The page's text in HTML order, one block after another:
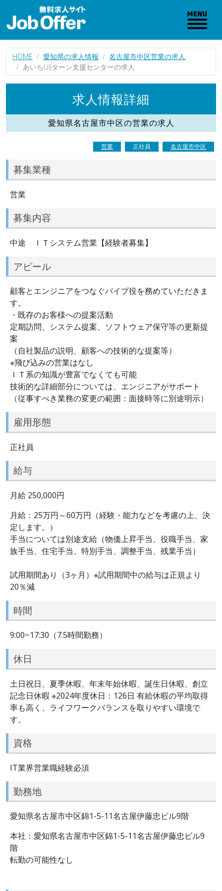
HOME 愛知県の求人情報
名古屋市中区営業の求人
あいちUIJターン支援センターの求人
求人情報詳細
愛知県名古屋市中区の営業の求人
営業 正社員 名古屋市中区
募集業種
営業
募集内容
中途 ＩＴシステム営業【経験者募集】
アピール
顧客とエンジニアをつなぐパイプ役を務めていただきま
す。
・既存のお客様への提案活動
定期訪問、システム提案、ソフトウェア保守等の更新提
案
（自社製品の説明、顧客への技術的な提案等）
※飛び込みの営業はなし
ＩＴ系の知識が豊富でなくても可能
技術的な詳細部分については、エンジニアがサポート
（従事すべき業務の変更の範囲：面接時等に別途明示）
雇用形態
正社員
給与
月給 250,000円
月給：25万円～60万円（経験・能力などを考慮の上、決
定します。）
手当については別途支給（物価上昇手当、役職手当、家
族手当、住宅手当、特別手当、調整手当、残業手当）
試用期間あり（3ヶ月）※試用期間中の給与は正規より
20％減
時間
9:00~17:30（7.5時間勤務）
休日
土日祝日、夏季休暇、年末年始休暇、誕生日休暇、創立
記念日休暇 ※2024年度休日：126日 有給休暇の平均取得
率も高く、ライフワークバランスを取りやすい環境で
す。
資格
IT業界営業職経験必須
勤務地
愛知県名古屋市中区錦1-5-11名古屋伊藤忠ビル9階
本社：愛知県名古屋市中区錦1-5-11名古屋伊藤忠ビル9
階
転勤の可能性なし